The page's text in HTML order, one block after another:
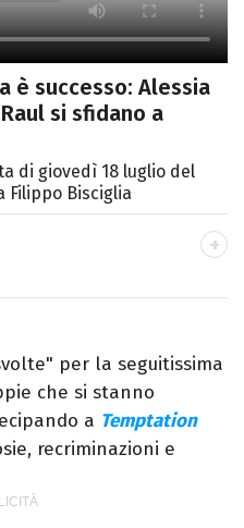
è successo: Alessia
si sfidano a
di giovedì 18 luglio del
Filippo Bisciglia
FACEBOOK SITO
Politiche,
Ho scritto per
siti e agenzie,
cronaca e spettacoli.
per la seguitissima
che si stanno
a Temptation
recriminazioni e